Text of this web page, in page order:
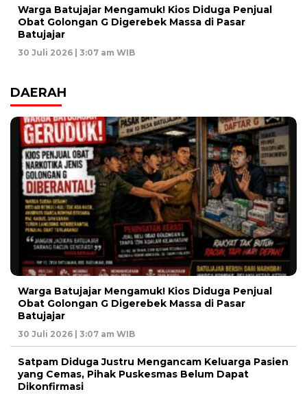
Warga Batujajar Mengamuk! Kios Diduga Penjual
Obat Golongan G Digerebek Massa di Pasar
Batujajar
30 Juli 2026 | 3:07 am WIB
DAERAH
Warga Batujajar Mengamuk! Kios Diduga Penjual
Obat Golongan G Digerebek Massa di Pasar
Batujajar
30 Juli 2026 | 3:07 am WIB
Satpam Diduga Justru Mengancam Keluarga Pasien
yang Cemas, Pihak Puskesmas Belum Dapat
Dikonfirmasi